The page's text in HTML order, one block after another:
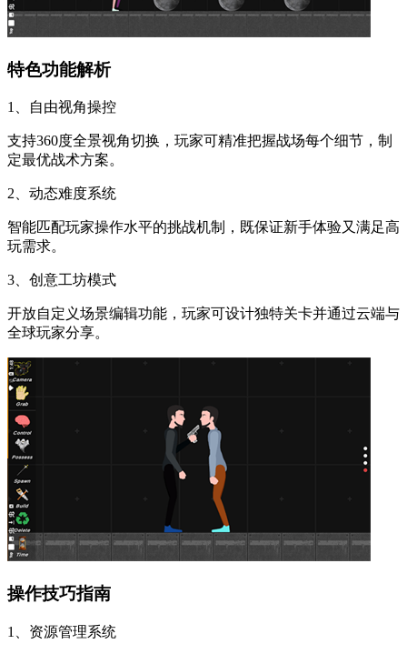
特色功能解析
1、自由视角操控
支持360度全景视角切换，玩家可精准把握战场每个细节，制
定最优战术方案。
2、动态难度系统
智能匹配玩家操作水平的挑战机制，既保证新手体验又满足高
玩需求。
3、创意工坊模式
开放自定义场景编辑功能，玩家可设计独特关卡并通过云端与
全球玩家分享。
操作技巧指南
1、资源管理系统